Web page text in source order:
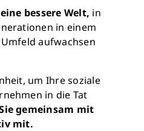
bessere Welt, in
in einem
aufwachsen
um Ihre soziale
in die Tat
gemeinsam mit
mit.